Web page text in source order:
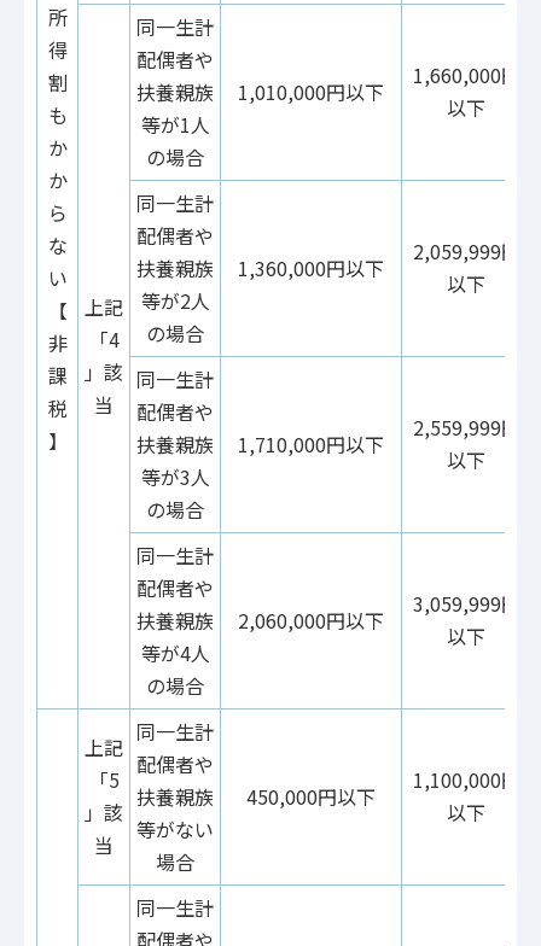
所
得
割
も
か
か
ら
な
い
【
非
課
税
】
上記
「4
」該
当
同一生計
配偶者や
扶養親族
等が1人
の場合
1,010,000円以下
1,660,000円
以下
同一生計
配偶者や
扶養親族
等が2人
の場合
1,360,000円以下
2,059,999円
以下
同一生計
配偶者や
扶養親族
等が3人
の場合
1,710,000円以下
2,559,999円
以下
同一生計
配偶者や
扶養親族
等が4人
の場合
2,060,000円以下
3,059,999円
以下
上記
「5
」該
当
同一生計
配偶者や
扶養親族
等がない
場合
450,000円以下
1,100,000円
以下
同一生計
配偶者や